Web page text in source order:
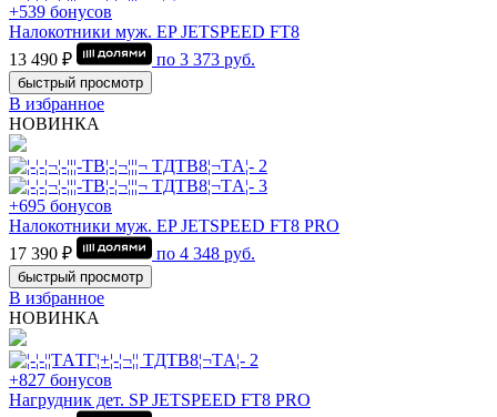
+539 бонусов
Налокотники муж. EP JETSPEED FT8
13 490 ₽
по 3 373 руб.
быстрый просмотр
В избранное
НОВИНКА
+695 бонусов
Налокотники муж. EP JETSPEED FT8 PRO
17 390 ₽
по 4 348 руб.
быстрый просмотр
В избранное
НОВИНКА
+827 бонусов
Нагрудник дет. SP JETSPEED FT8 PRO